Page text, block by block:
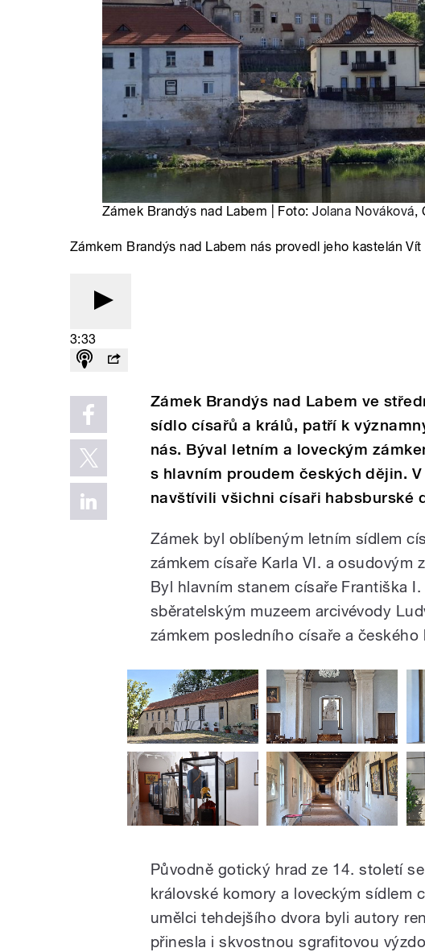
Zámek Brandýs nad Labem | Foto:Jolana Nováková,
Zámkem Brandýs nad Labem nás provedl jeho kastelán Vít
3:33
Zámek Brandýs nad Labem ve
sídlo císařů a králů, patří k
nás. Býval letním a loveckým
s hlavním proudem českých dějin.
navštívili všichni císaři habsburské
Zámek byl oblíbeným letním sídlem
zámkem císaře Karla VI. a osudovým
Byl hlavním stanem císaře Františka
sběratelským muzeem arcivévody
zámkem posledního císaře a českého
Původně gotický hrad ze 14. století
královské komory a loveckým sídlem
umělci tehdejšího dvora byli autory
přinesla i skvostnou sgrafitovou